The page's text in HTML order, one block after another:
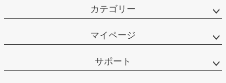
カテゴリー
マイページ
サポート